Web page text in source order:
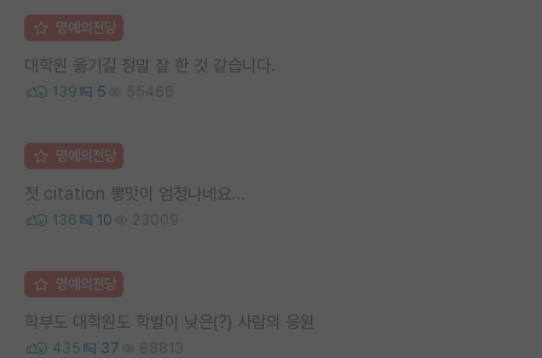
명예의전당
대학원 옮기길 정말 잘 한 것 같습니다.
139 5 55466
명예의전당
첫 citation 뽕맛이 엄청나네요...
136 10 23009
명예의전당
학부도 대학원도 학벌이 낮은(?) 사람의 응원
435 37 88813